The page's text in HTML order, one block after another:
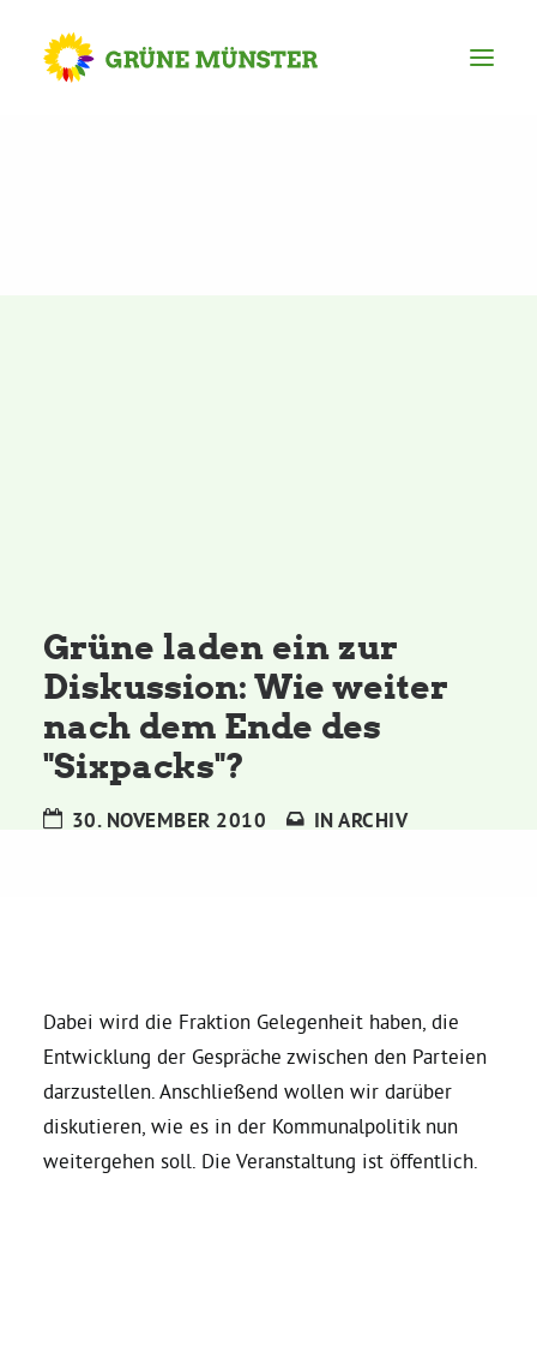
Grünes Zentrum
Personen
Sylvia Rietenberg, MdB
Robin Korte, MdL
Daniel Freund, MdEP
Grüne laden ein zur
Diskussion: Wie weiter
nach dem Ende des
"Sixpacks"?
30. NOVEMBER 2010 INARCHIV
Dabei wird die Fraktion Gelegenheit haben, die
Entwicklung der Gespräche zwischen den Parteien
darzustellen. Anschließend wollen wir darüber
diskutieren, wie es in der Kommunalpolitik nun
weitergehen soll. Die Veranstaltung ist öffentlich.